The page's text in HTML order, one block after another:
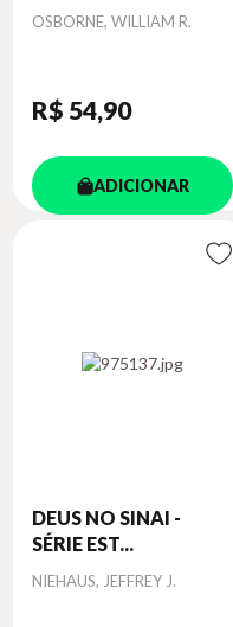
Autor
OSBORNE, WILLIAM R.
R$ 54,90
ADICIONAR
DEUS NO SINAI -
SÉRIE EST...
Autor
NIEHAUS, JEFFREY J.